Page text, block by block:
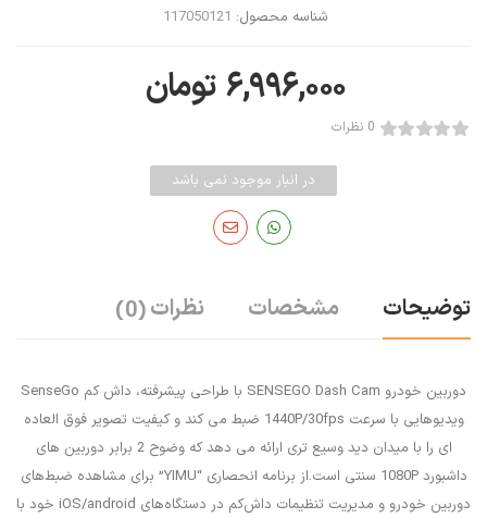
شناسه محصول: 117050121
۶,۹۹۶,۰۰۰ تومان
0 نظرات
در انبار موجود نمی باشد
توضیحات مشخصات نظرات(0)
دوربین خودرو SENSEGO Dash Cam با طراحی پیشرفته، داش کم SenseGo
ویدیوهایی با سرعت 1440P/30fps ضبط می کند و کیفیت تصویر فوق العاده
ای را با میدان دید وسیع تری ارائه می دهد که وضوح 2 برابر دوربین های
داشبورد 1080P سنتی است.از برنامه انحصاری “YIMU” برای مشاهده ضبط‌های
دوربین خودرو و مدیریت تنظیمات داش‌کم در دستگاه‌های iOS/android خود با